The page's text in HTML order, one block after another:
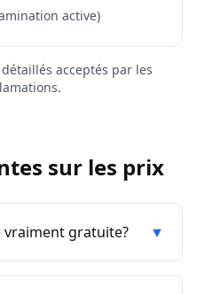
active)
acceptés par les
sur les prix
vraiment gratuite? ▼